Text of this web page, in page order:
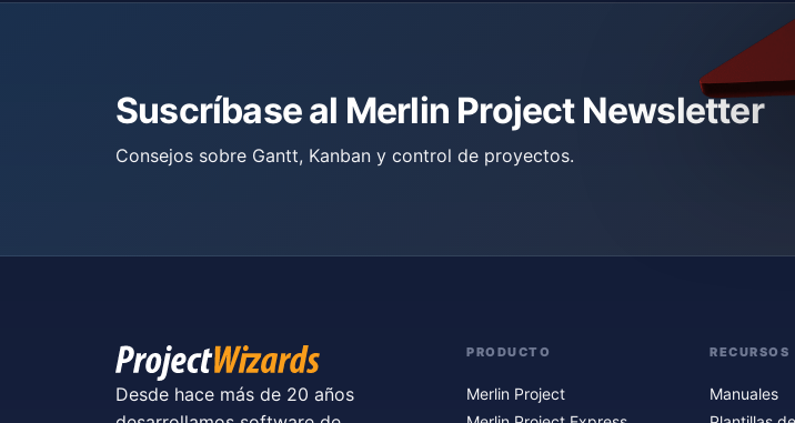
Suscríbase al Merlin Project Newsletter
Consejos sobre Gantt, Kanban y control de proyectos.
Desde hace más de 20 años
PRODUCTO
Merlin Project
RECURSOS
Manuales